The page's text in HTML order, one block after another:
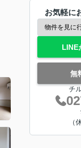
お気軽に
LINE
無
チ
（